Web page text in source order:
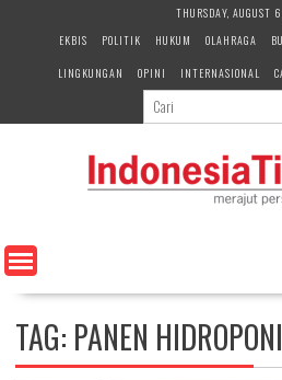
e
n
THURSDAY, AUGUST
EKBIS
POLITIK HUKUM OLAHRAGA
LINGKUNGAN
OPINI INTERNASIONAL
TAG: PANEN